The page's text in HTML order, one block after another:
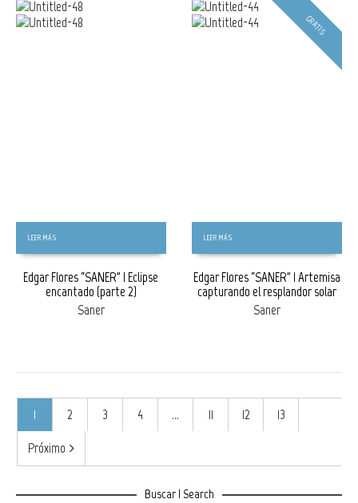
LEER MÁS
Edgar Flores “SANER” | Eclipse
encantado (parte 2)
Saner
GRATIS
LEER MÁS
Edgar Flores “SANER” | Artemisa
capturando el resplandor solar
Saner
1 2 3 4 … 11 12 13
Próximo
Buscar | Search